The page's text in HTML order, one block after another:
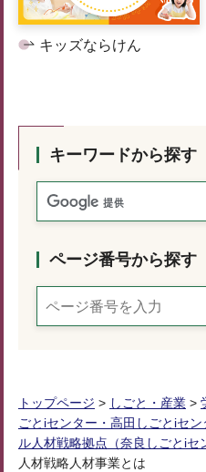
キッズならけん
キーワードから探す
ページ番号から探す
トップページ > しごと・産業 >
ごとiセンター・高田しごとiセン
ル人材戦略拠点（奈良しごとiセ
人材戦略人材事業とは